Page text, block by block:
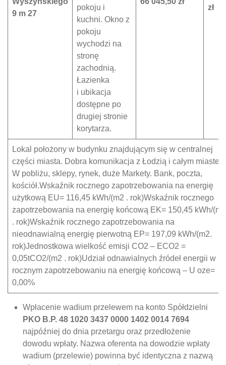
9 m 27
pokoju i
kuchni. Okno z
pokoju
wychodzi na
stronę
zachodnią.
Łazienka
i ubikacja
dostępne po
drugiej stronie
korytarza.
zł
Lokal położony w budynku znajdującym się w centralnej
części miasta. Dobra komunikacja z Łodzią i całym
W pobliżu, sklepy, rynek, duże Markety. Bank, poczta,
kościół.Wskaźnik rocznego zapotrzebowania na energię
użytkową EU= 116,45 kWh/(m2 . rok)Wskaźnik rocznego
zapotrzebowania na energię końcową EK= 150,45 kWh/(m2
. rok)Wskaźnik rocznego zapotrzebowania na
nieodnawialną energię pierwotną EP= 197,09 kWh/(m2.
rok)Jednostkowa wielkość emisji CO2 – ECO2 =
0,05tCO2/(m2 . rok)Udział odnawialnych źródeł energii w
rocznym zapotrzebowaniu na energię końcową – U oze=
0,00%
Wpłacenie wadium przelewem na konto Spółdzielni
PKO B.P. 48 1020 3437 0000 1402 0014 7694
najpóźniej do dnia przetargu oraz przedłożenie
dowodu wpłaty. Nazwa oferenta na dowodzie wpłaty
wadium (przelewie) powinna być identyczna z nazwą